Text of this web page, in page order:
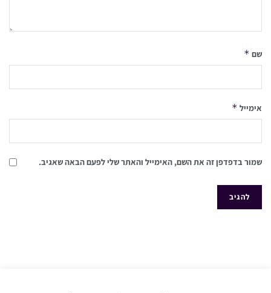
שם *
אימייל *
שמור בדפדפן זה את השם, האימייל והאתר שלי לפעם הבאה שאגיב.